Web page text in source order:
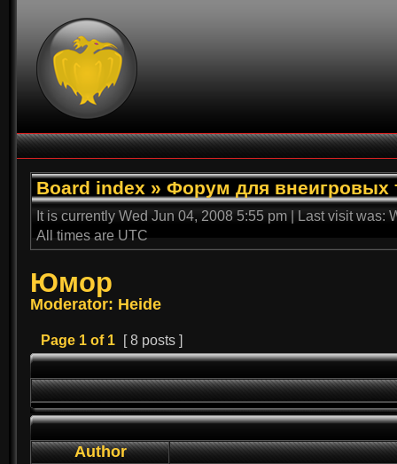
Board index » Форум для внеигровых
It is currently Wed Jun 04, 2008 5:55 pm | Last visit was:
All times are UTC
Юмор
Moderator: Heide
Page 1 of 1 [ 8 posts ]
Author